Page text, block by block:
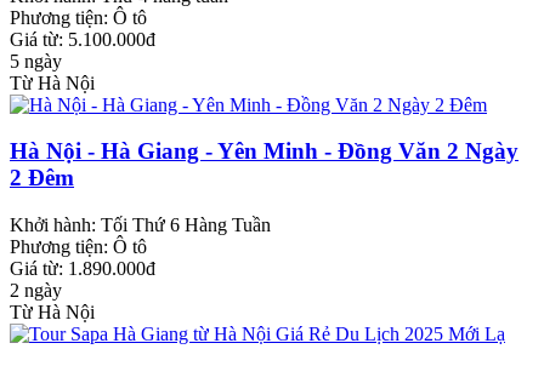
Phương tiện: Ô tô
Giá từ: 5.100.000đ
5 ngày
Từ Hà Nội
Hà Nội - Hà Giang - Yên Minh - Đồng Văn 2 Ngày
2 Đêm
Khởi hành: Tối Thứ 6 Hàng Tuần
Phương tiện: Ô tô
Giá từ: 1.890.000đ
2 ngày
Từ Hà Nội